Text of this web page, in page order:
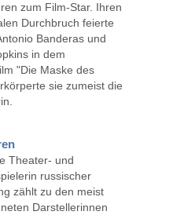
zum Film-Star. Ihren
Durchbruch feierte
Banderas und
in dem
"Die Maske des
sie zumeist die
Theater- und
russischer
zählt zu den meist
Darstellerinnen